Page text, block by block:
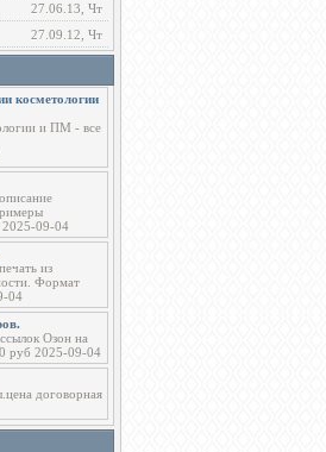
27.06.13, Чт
27.09.12, Чт
косметологии
и ПМ - все
2025-09-04
из
Формат
04
Озон на
руб 2025-09-04
договорная